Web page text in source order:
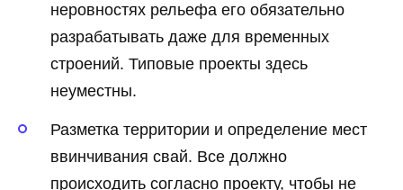
неровностях рельефа его обязательно
разрабатывать даже для временных
строений. Типовые проекты здесь
неуместны.
Разметка территории и определение мест
ввинчивания свай. Все должно
происходить согласно проекту, чтобы не